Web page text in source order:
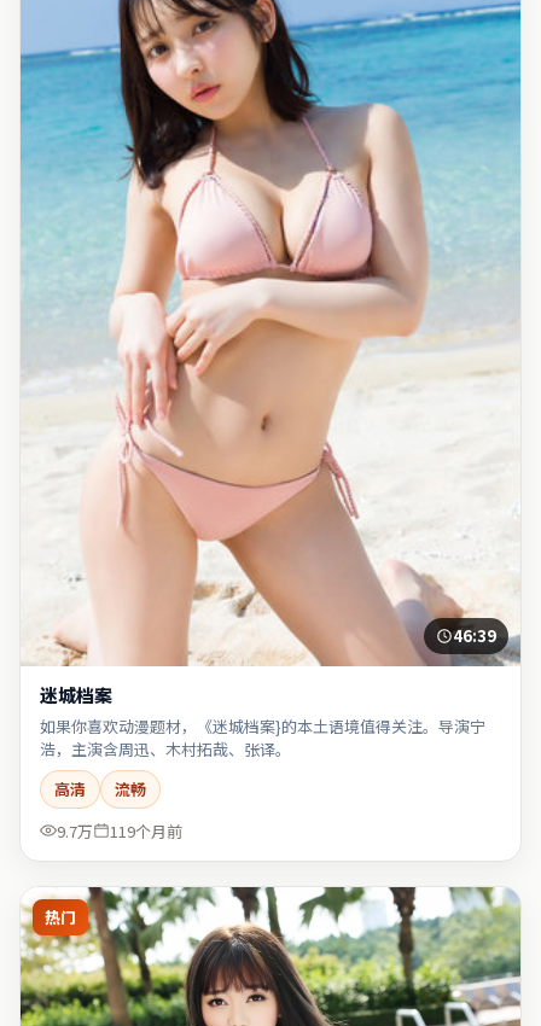
46:39
迷城档案
如果你喜欢动漫题材，《迷城档案}的本土语境值得关注。导演宁
浩，主演含周迅、木村拓哉、张译。
高清
流畅
9.7万
119个月前
热门